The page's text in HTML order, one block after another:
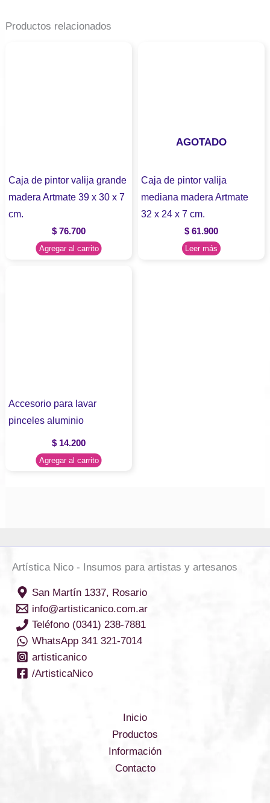
Productos relacionados
Caja de pintor valija grande
madera Artmate 39 x 30 x 7
cm.
$ 76.700
Agregar al carrito
AGOTADO
Caja de pintor valija
mediana madera Artmate
32 x 24 x 7 cm.
$61.900
Leer más
Accesorio para lavar
pinceles aluminio
$ 14.200
Agregar al carrito
Artística Nico - Insumos para artistas y artesanos
San Martín 1337, Rosario
info@artisticanico.com.ar
Teléfono (0341) 238-7881
WhatsApp 341 321-7014
artisticanico
/ArtisticaNico
Inicio
Productos
Información
Contacto